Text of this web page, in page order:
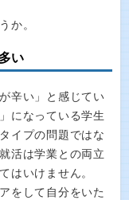
か。
い
辛い」と感じてい
になっている学生
イプの問題ではな
活は学業との両立
はいけません。
をして自分をいた